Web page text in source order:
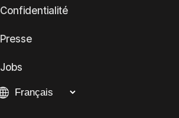
Confidentialité
Presse
Jobs